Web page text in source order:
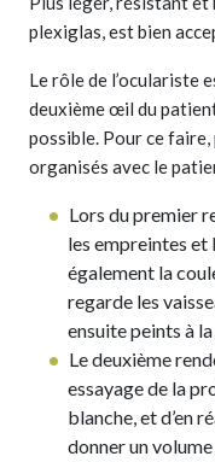
plexiglas, est bien
Le rôle de l’oculariste
deuxième œil du
possible. Pour ce
organisés avec le
Lors du premier
les empreintes et
également la
regarde les
ensuite peints à
Le deuxième
essayage de la
blanche, et d’en
donner un